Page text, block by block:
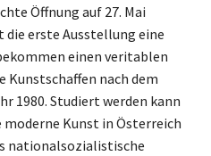
Öffnung auf 27. Mai
die erste Ausstellung eine
einen veritablen
Kunstschaffen nach dem
1980. Studiert werden kann
moderne Kunst in Österreich
nationalsozialistische